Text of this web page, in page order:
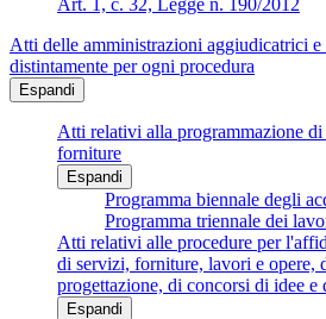
Atti delle amministrazioni aggiudicatrici
distintamente per ogni procedura
Espandi
Atti relativi alla programmazione
forniture
Espandi
Programma biennale degli
Programma triennale dei
Atti relativi alle procedure per
di servizi, forniture, lavori e opere,
progettazione, di concorsi di idee e
Espandi